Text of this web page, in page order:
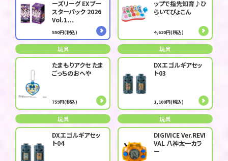
ーズリーグ EXブー
スターパック 2026
Vol.1…
550円(税込)
ップで指先知育♪ひ
らいてぴょこん
4,620円(税込)
玩具
たまもりアクセ たま
ごっちのおへや
759円(税込)
玩具
DXエゴルギアセッ
ト03
1,100円(税込)
玩具
DXエゴルギアセッ
ト04
玩具
DIGIVICE Ver.REVI
VAL 八神太一カラ
ー